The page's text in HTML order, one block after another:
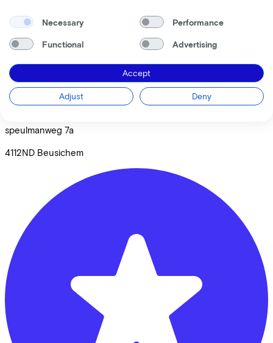
De Fietsenmaker Beusichem
speulmanweg 7a
4112ND Beusichem
Necessary Performance
Functional Advertising
Accept
Adjust Deny